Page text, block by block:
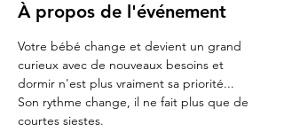
À propos de l'événement
Votre bébé change et devient un grand
curieux avec de nouveaux besoins et
dormir n'est plus vraiment sa priorité...
Son rythme change, il ne fait plus que de
courtes siestes.